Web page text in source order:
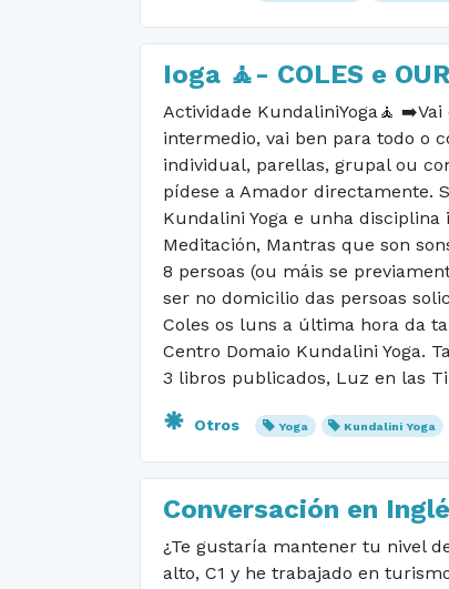
Ioga 🧘- COLES e
Actividade KundaliniYoga🧘
intermedio, vai ben para todo o
individual, parellas, grupal ou
pídese a Amador directamente.
Kundalini Yoga e unha
Meditación, Mantras que son
8 persoas (ou máis se
ser no domicilio das persoas
Coles os luns a última hora da
Centro Domaio Kundalini Yoga.
3 libros publicados, Luz en las
Otros Yoga Kundalini Yoga
Conversación en
¿Te gustaría mantener tu nivel
alto, C1 y he trabajado en